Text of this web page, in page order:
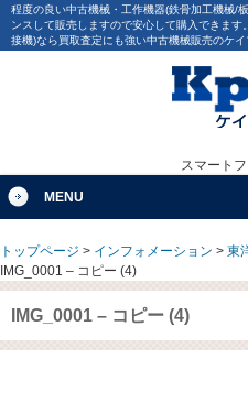
程度の良い中古機械・工作機器(鉄骨加工機械/
ンスして販売しますので安心して購入できま
接機)なら買取査定にも強い中古機械販売のケイ
スマート
MENU
トップページ > インフォメーション > 東
IMG_0001 – コピー (4)
IMG_0001 – コピー (4)